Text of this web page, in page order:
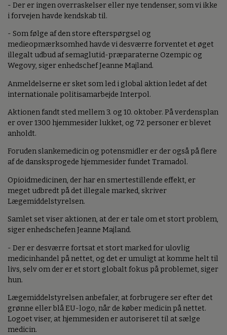
- Der er ingen overraskelser eller nye tendenser, som vi ikke
i forvejen havde kendskab til.
- Som følge af den store efterspørgsel og
medieopmærksomhed havde vi desværre forventet et øget
illegalt udbud af semaglutid-præparaterne Ozempic og
Wegovy, siger enhedschef Jeanne Majland.
Anmeldelserne er sket som led i global aktion ledet af det
internationale politisamarbejde Interpol.
Aktionen fandt sted mellem 3. og 10. oktober. På verdensplan
er over 1300 hjemmesider lukket, og 72 personer er blevet
anholdt.
Foruden slankemedicin og potensmidler er der også på flere
af de dansksprogede hjemmesider fundet Tramadol.
Opioidmedicinen, der har en smertestillende effekt, er
meget udbredt på det illegale marked, skriver
Lægemiddelstyrelsen.
Samlet set viser aktionen, at der er tale om et stort problem,
siger enhedschefen Jeanne Majland.
- Der er desværre fortsat et stort marked for ulovlig
medicinhandel på nettet, og det er umuligt at komme helt til
livs, selv om der er et stort globalt fokus på problemet, siger
hun.
Lægemiddelstyrelsen anbefaler, at forbrugere ser efter det
grønne eller blå EU-logo, når de køber medicin på nettet.
Logoet viser, at hjemmesiden er autoriseret til at sælge
medicin.